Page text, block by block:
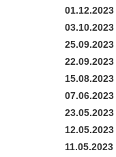
01.12.2023
03.10.2023
25.09.2023
22.09.2023
15.08.2023
07.06.2023
23.05.2023
12.05.2023
11.05.2023